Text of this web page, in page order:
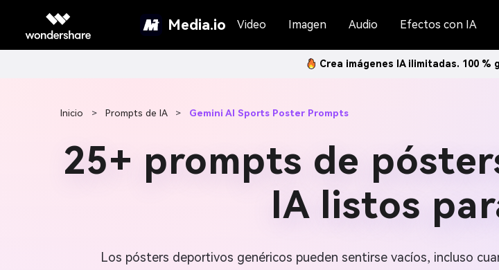
Media.io Video Imagen Audio Efectos con IA
Crea imágenes IA ilimitadas. 100 %
Inicio > Prompts de IA > Gemini AI Sports Poster Prompts
25+ prompts de
IA listos
Los pósters deportivos genéricos pueden sentirse vacíos, incluso